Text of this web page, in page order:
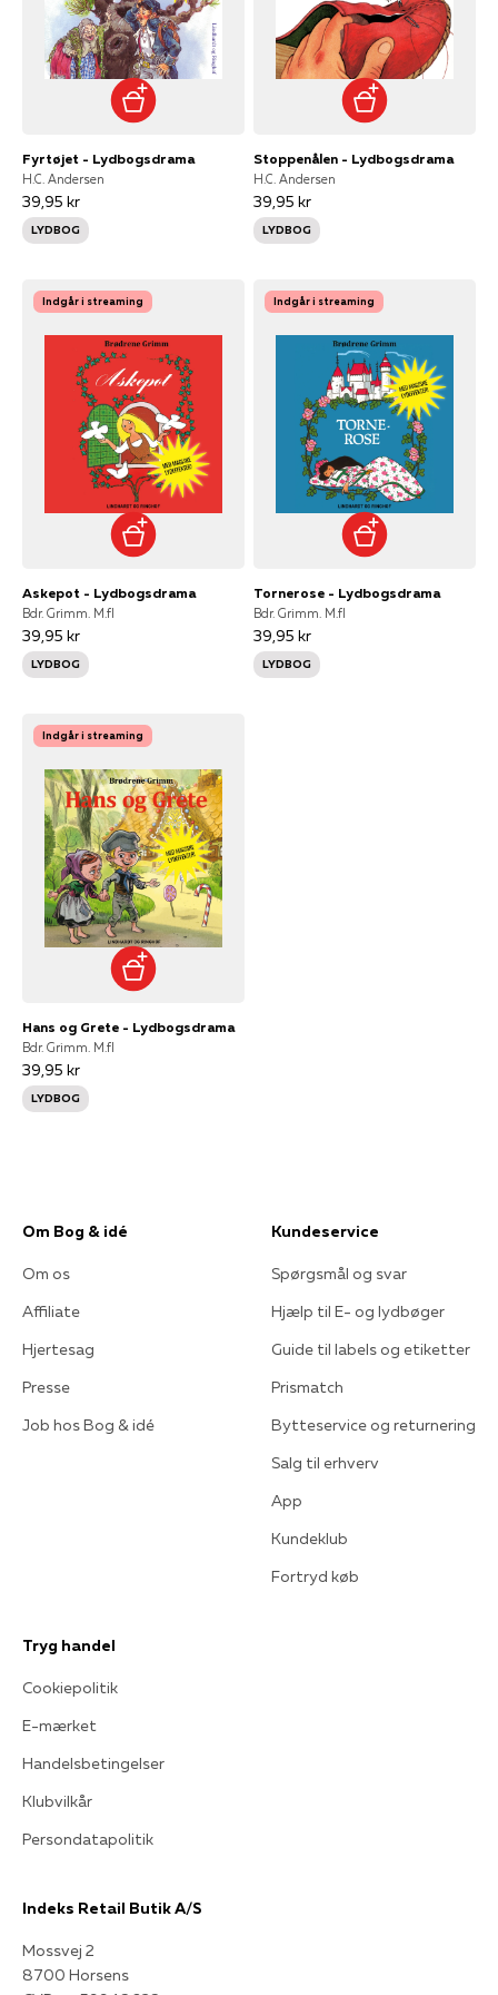
Fyrtøjet - Lydbogsdrama
H.C. Andersen
39,95 kr
LYDBOG
Stoppenålen - Lydbogsdrama
H.C. Andersen
39,95 kr
LYDBOG
Indgår i streaming
Askepot - Lydbogsdrama
Bdr. Grimm. M.fl
39,95 kr
LYDBOG
Indgår i streaming
Tornerose - Lydbogsdrama
Bdr. Grimm. M.fl
39,95 kr
LYDBOG
Indgår i streaming
Hans og Grete - Lydbogsdrama
Bdr. Grimm. M.fl
39,95 kr
LYDBOG
Om Bog & idé
Om os
Affiliate
Hjertesag
Presse
Job hos Bog & idé
Kundeservice
Spørgsmål og svar
Hjælp til E- og lydbøger
Guide til labels og etiketter
Prismatch
Bytteservice og returnering
Salg til erhverv
App
Kundeklub
Fortryd køb
Tryg handel
Cookiepolitik
E-mærket
Handelsbetingelser
Klubvilkår
Persondatapolitik
Indeks Retail Butik A/S
Mossvej 2
8700 Horsens